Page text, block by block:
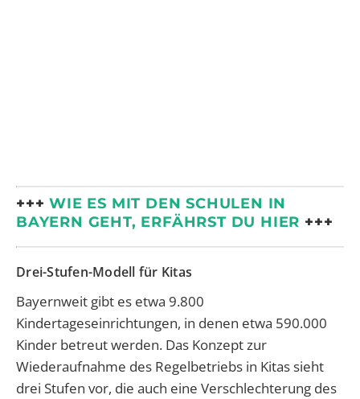
+++WIE ES MIT DEN SCHULEN IN
BAYERN GEHT, ERFÄHRST DU HIER +++
Drei-Stufen-Modell für Kitas
Bayernweit gibt es etwa 9.800
Kindertageseinrichtungen, in denen etwa 590.000
Kinder betreut werden. Das Konzept zur
Wiederaufnahme des Regelbetriebs in Kitas sieht
drei Stufen vor, die auch eine Verschlechterung des